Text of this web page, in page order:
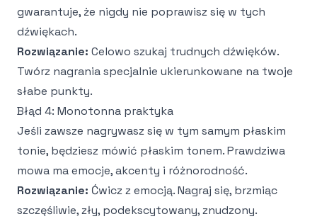
gwarantuje, że nigdy nie poprawisz się w tych
dźwiękach.
Rozwiązanie: Celowo szukaj trudnych dźwięków.
Twórz nagrania specjalnie ukierunkowane na twoje
słabe punkty.
Błąd 4: Monotonna praktyka
Jeśli zawsze nagrywasz się w tym samym płaskim
tonie, będziesz mówić płaskim tonem. Prawdziwa
mowa ma emocje, akcenty i różnorodność.
Rozwiązanie: Ćwicz z emocją. Nagraj się, brzmiąc
szczęśliwie, zły, podekscytowany, znudzony.